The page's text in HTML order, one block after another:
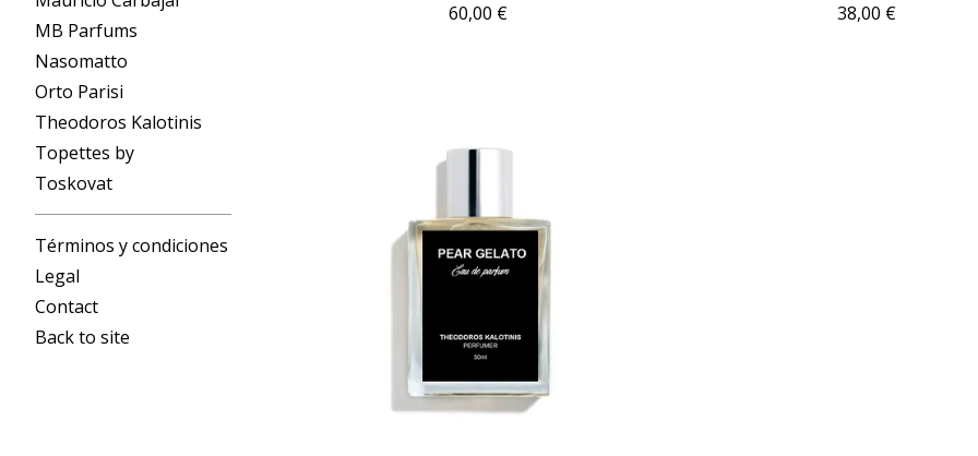
MB Parfums
Nasomatto
Orto Parisi
Theodoros Kalotinis
Topettes by
Toskovat
Términos y condiciones
Legal
Contact
Back to site
60,00 €
38,00 €